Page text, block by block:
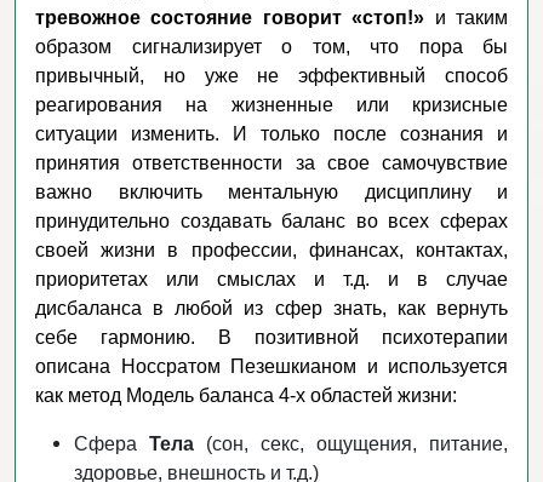
тревожное состояние говорит «стоп!» и таким
образом сигнализирует о том, что пора бы
привычный, но уже не эффективный способ
реагирования на жизненные или кризисные
ситуации изменить. И только после сознания и
принятия ответственности за свое самочувствие
важно включить ментальную дисциплину и
принудительно создавать баланс во всех сферах
своей жизни в профессии, финансах, контактах,
приоритетах или смыслах и т.д. и в случае
дисбаланса в любой из сфер знать, как вернуть
себе гармонию. В позитивной психотерапии
описана Носсратом Пезешкианом и используется
как метод Модель баланса 4-х областей жизни:
Сфера Тела (сон, секс, ощущения, питание,
здоровье, внешность и т.д.)